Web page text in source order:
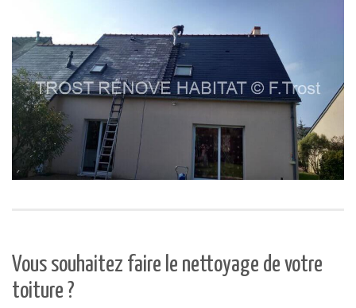
Vous souhaitez faire le nettoyage de votre
toiture ?